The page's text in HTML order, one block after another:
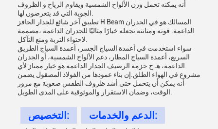
أنه يمكنه تحمل وزن الألواح الشمسية ويقاوم الرياح و الظروف
تطبيق آخر شائع للجدار الحافز H Beam المسالك هو في الجدران
الداعمة. قوته ومتانته تجعله خيارًا مثاليًا للجدران الداعمة ،مصممة
سواء استخدمت في أعمدة السياج الجسر، أعمدة السياج الطريق
السريع، أعمدة السياج المطار، دعم الألواح الشمسية، أو الجدران
الداعمة، هـ ح حزمة الرصيف الجدار الداعمة هو خيار ممتاز لأي
مشروع في الهواء الطلق.إن بناء عمودها من الفولاذ المصقول يضمن
أنه يمكن أن يتحمل حتى أشد ظروف الطقس صعوبة مع مرور
التخصيص: الدعم والخدمات: